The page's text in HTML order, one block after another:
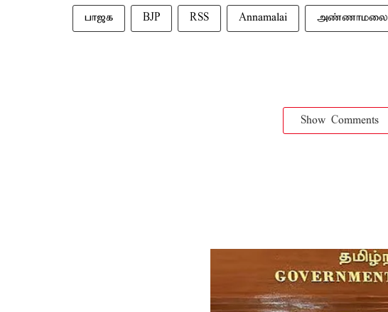
பாஜக BJP RSS Annamalai அண்ணாமலை
Show Comments